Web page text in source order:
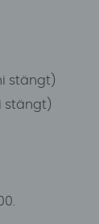
stängt)
stängt)